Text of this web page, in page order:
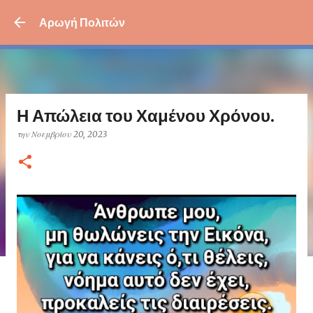
Αρωγή Πολιτών
Η Απώλεια του Χαμένου Χρόνου.
την Νοεμβρίου 20, 2023